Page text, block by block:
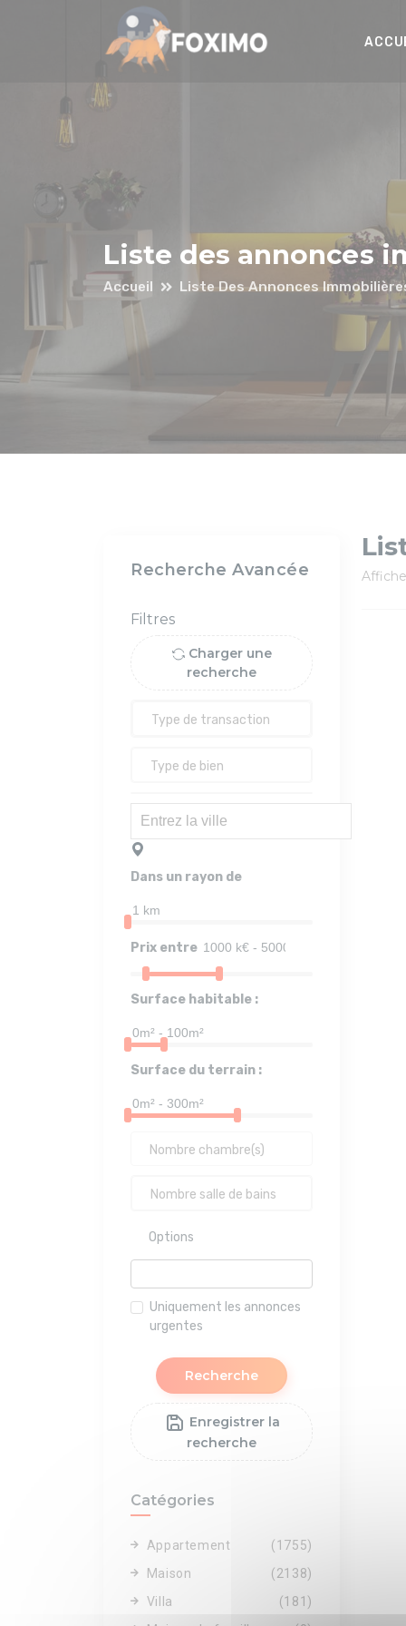
Liste des annonces
Accueil Liste Des Annonces
Recherche Avancée
Filtres
Charger une
recherche
Dans un rayon de
Prix entre
Surface habitable :
Surface du terrain :
Options
Uniquement les annonces
urgentes
Recherche
Enregistrer la
recherche
Catégories
Appartement
(1755)
Maison
(2138)
Villa
(181)
Affiche
Panneau de gestion des cookies